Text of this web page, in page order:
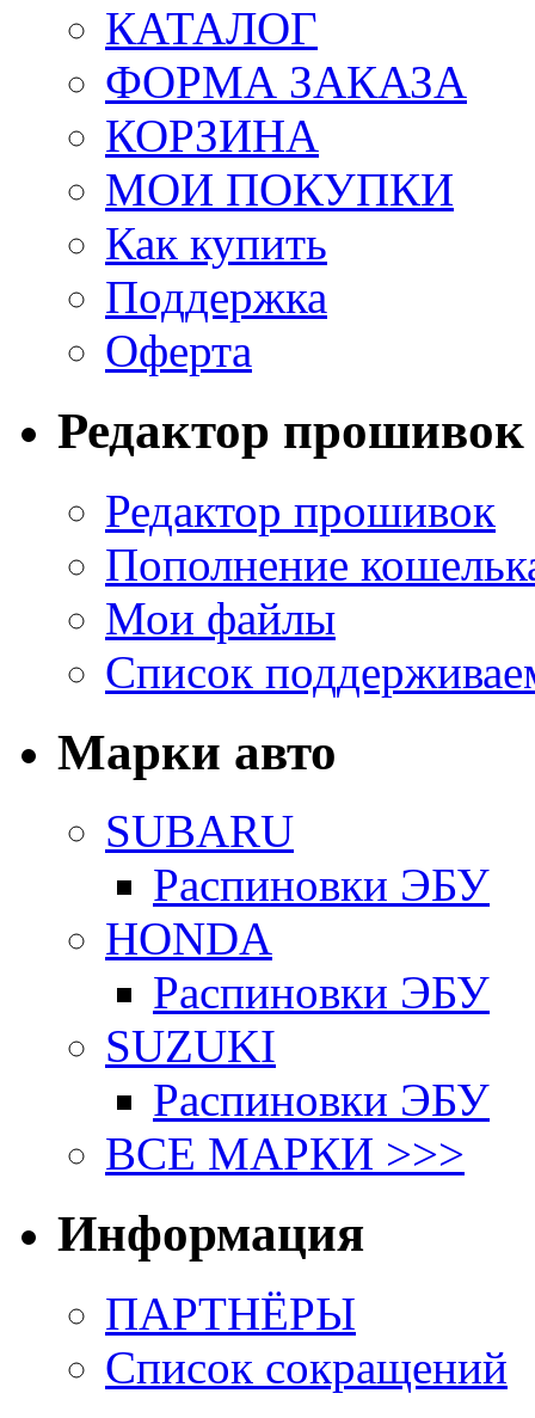
КАТАЛОГ
ФОРМА ЗАКАЗА
КОРЗИНА
МОИ ПОКУПКИ
Как купить
Поддержка
Оферта
Редактор прошивок
Редактор прошивок
Пополнение
Мои файлы
Список
Марки авто
SUBARU
Распиновки ЭБУ
HONDA
Распиновки ЭБУ
SUZUKI
Распиновки ЭБУ
ВСЕ МАРКИ >>>
Информация
ПАРТНЁРЫ
Список сокращений